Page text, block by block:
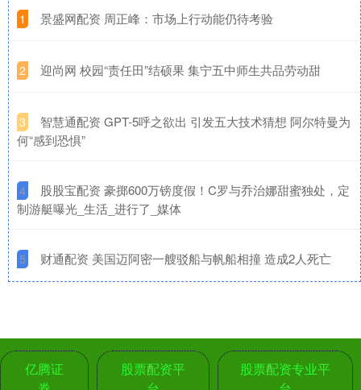
1 ​景盛网配资 周正峰：市场上行动能仍待考验
2 ​迎尚网 校园“责任田”结硕果 集宁五中师生共品劳动甜
3
​智慧通配资 GPT-5呼之欲出 引发五大技术猜想 阿尔特曼为
何“感到恐惧”
4
​股股宝配资 豪掷600万镑度假！C罗与乔治娜甜蜜独处，定
制游艇曝光_生活_进行了_媒体
5 ​财通配资 美国迈阿密一艘驳船与帆船相撞 造成2人死亡
亿腾证
股票配资平
股票配资专业平